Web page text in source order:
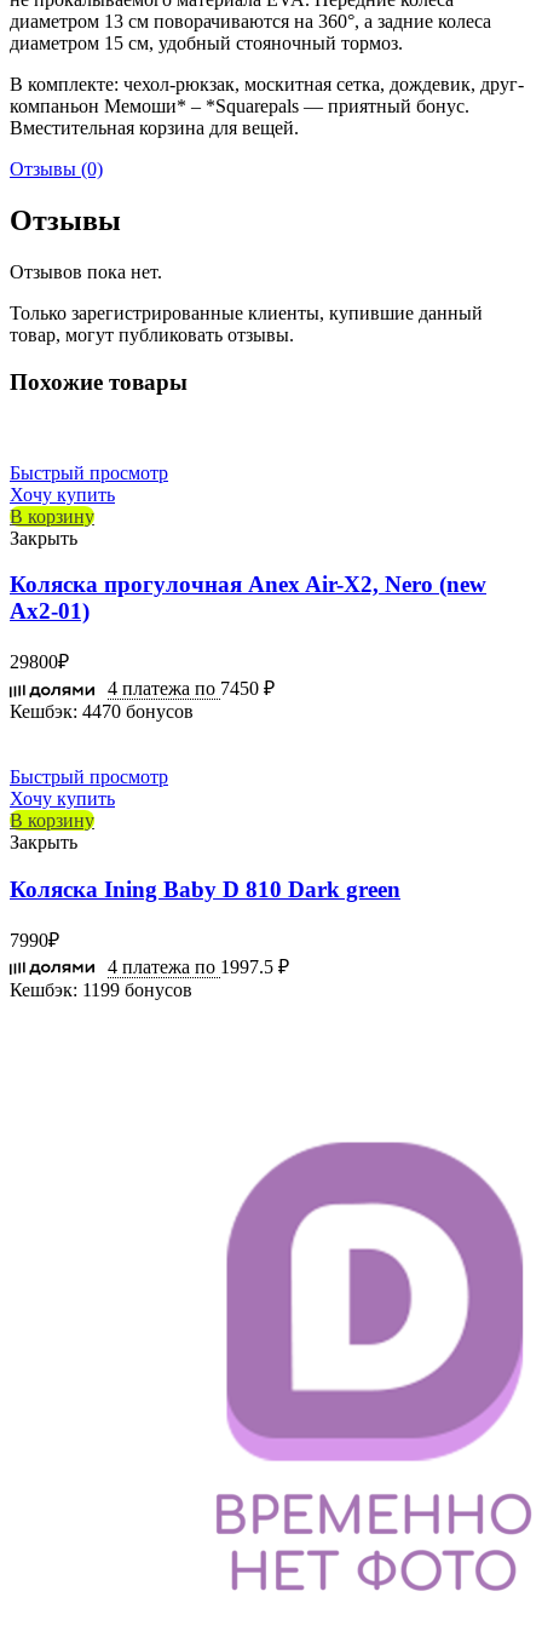
диаметром 13 см поворачиваются на 360°, а задние колеса
диаметром 15 см, удобный стояночный тормоз.
В комплекте: чехол-рюкзак, москитная сетка, дождевик, друг-
компаньон Мемоши* – *Squarepals — приятный бонус.
Вместительная корзина для вещей.
Отзывы (0)
Отзывы
Отзывов пока нет.
Только зарегистрированные клиенты, купившие данный
товар, могут публиковать отзывы.
Похожие товары
Быстрый просмотр
Хочу купить
В корзину
Закрыть
Коляска прогулочная Anex Air-X2, Nero (new
Ax2-01)
29800₽
4 платежа по 7450 ₽
Кешбэк: 4470 бонусов
Быстрый просмотр
Хочу купить
В корзину
Закрыть
Коляска Ining Baby D 810 Dark green
7990₽
4 платежа по 1997.5 ₽
Кешбэк: 1199 бонусов